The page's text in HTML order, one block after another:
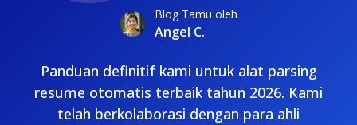
Blog Tamu oleh
Angel C.
Panduan definitif kami untuk alat parsing
resume otomatis terbaik tahun 2026. Kami
telah berkolaborasi dengan para ahli